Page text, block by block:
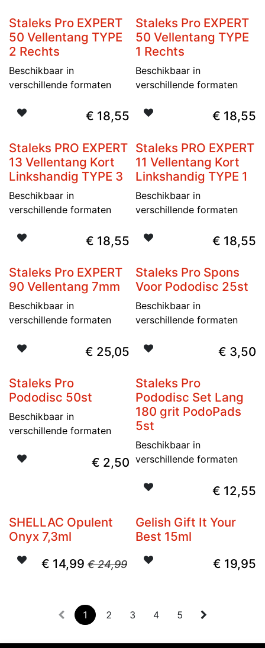
Nieuw
Staleks Pro EXPERT
50 Vellentang TYPE
2 Rechts
Beschikbaar in
verschillende formaten
€ 18,55
Nieuw
Staleks Pro EXPERT
50 Vellentang TYPE
1 Rechts
Beschikbaar in
verschillende formaten
€ 18,55
Nieuw
Staleks PRO EXPERT
13 Vellentang Kort
Linkshandig TYPE 3
Beschikbaar in
verschillende formaten
€ 18,55
Nieuw
Staleks PRO EXPERT
11 Vellentang Kort
Linkshandig TYPE 1
Beschikbaar in
verschillende formaten
€ 18,55
Nieuw
Staleks Pro EXPERT
90 Vellentang 7mm
Beschikbaar in
verschillende formaten
€ 25,05
Niet op voorraad
Staleks Pro Spons
Voor Pododisc 25st
Beschikbaar in
verschillende formaten
€ 3,50
Staleks Pro
Pododisc 50st
Beschikbaar in
verschillende formaten
€ 2,50
Nieuw
Staleks Pro
Pododisc Set Lang
180 grit PodoPads
5st
Beschikbaar in
verschillende formaten
€ 12,55
SHELLAC Opulent
Onyx 7,3ml
€ 14,99 €24,99
Gelish Gift It Your
Best 15ml
€ 19,95
1 2 3 4 5